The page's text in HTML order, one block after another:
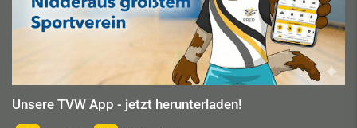
Unsere TVW App - jetzt herunterladen!